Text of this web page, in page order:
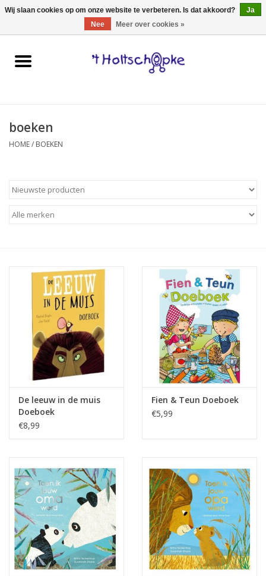
0 Artikelen - €0,00
Home
spellen
schmink & make-up
eten & drinken
knuffels
boeken
Blogs
boeken
HOME/ BOEKEN
De leeuw in de muis
Doeboek
€8,99
Fien & Teun Doeboek
€5,99
Wij slaan cookies op om onze website te verbeteren. Is dat akkoord?
Ja
Nee
Meer over cookies »